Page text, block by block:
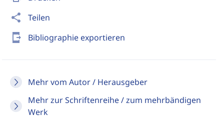
share Teilen
send_to_mobile Bibliographie exportieren
Mehr vom Autor / Herausgeber
Mehr zur Schriftenreihe / zum mehrbändigen
Werk